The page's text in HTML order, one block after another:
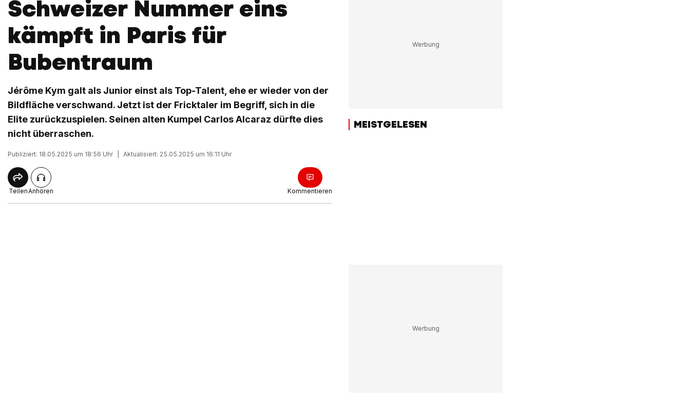
Schweizer Nummer eins
kämpft in Paris für
Bubentraum
Jérôme Kym galt als Junior einst als Top-Talent, ehe er wieder von der
Bildfläche verschwand. Jetzt ist der Fricktaler im Begriff, sich in die
Elite zurückzuspielen. Seinen alten Kumpel Carlos Alcaraz dürfte dies
nicht überraschen.
Publiziert: 18.05.2025 um 18:56 Uhr Aktualisiert: 25.05.2025 um 16:11 Uhr
TeilenAnhören Kommentieren
MEISTGELESEN